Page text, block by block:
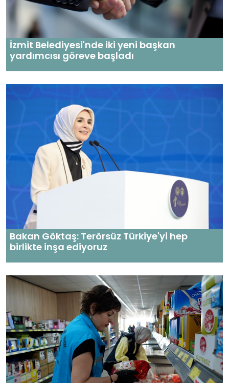
İzmit Belediyesi'nde iki yeni başkan
yardımcısı göreve başladı
Bakan Göktaş: Terörsüz Türkiye'yi hep
birlikte inşa ediyoruz